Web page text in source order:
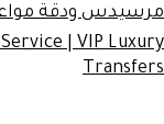
مرسيدس ودقة
| VIP Luxury
Transfers